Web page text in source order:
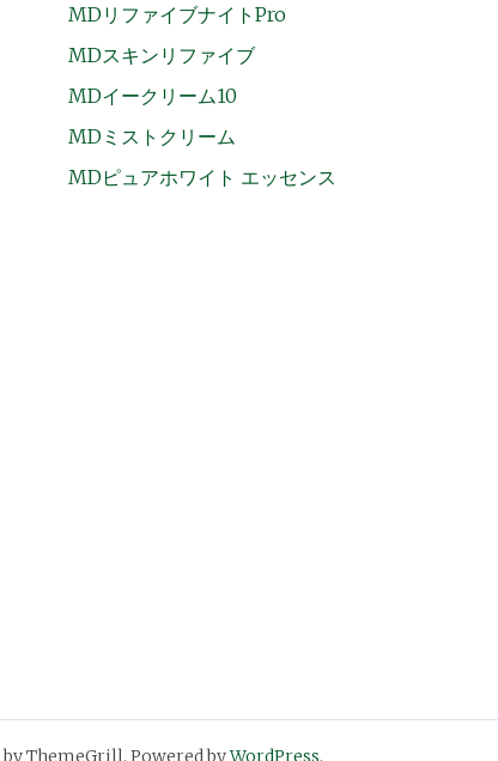
MDリファイブナイトPro
MDスキンリファイブ
MDイークリーム10
MDミストクリーム
MDピュアホワイト エッセンス
by ThemeGrill. Powered byWordPress.